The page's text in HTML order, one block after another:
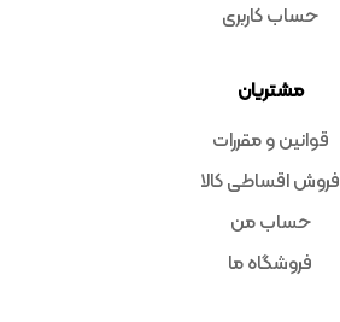
حساب کاربری
مشتریان
قوانین و مقررات
فروش اقساطی کالا
حساب من
فروشگاه ما